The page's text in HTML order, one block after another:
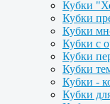
Кубки
Кубки
Кубки
Кубки с
Кубки
Кубки
Кубки -
Кубки